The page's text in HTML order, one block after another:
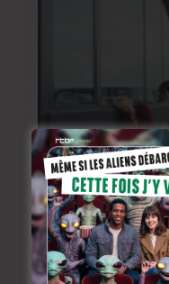
BRIFF 2026: la
3 jours ago